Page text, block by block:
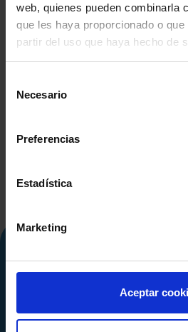
web, quienes pueden combinarla
que les haya proporcionado o
partir del uso que haya hecho de
Necesario
Preferencias
Estadística
Marketing
Aceptar